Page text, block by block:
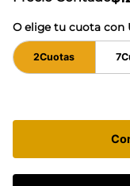
O elige tu cuota con
2Cuotas 7